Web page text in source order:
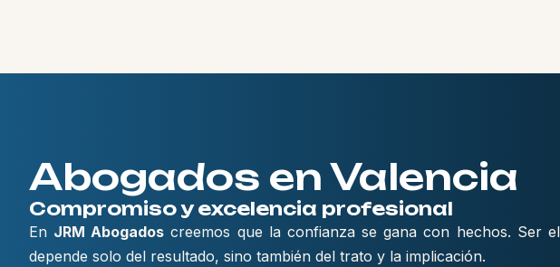
Abogados en Valencia
Compromiso y excelencia profesional
En JRM Abogados creemos que la confianza se gana con hechos. Ser el
depende solo del resultado, sino también del trato y la implicación.